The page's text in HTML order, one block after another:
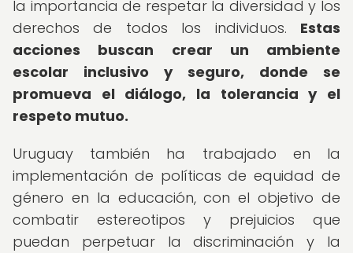
la importancia de respetar la diversidad y los
derechos de todos los individuos. Estas
acciones buscan crear un ambiente
escolar inclusivo y seguro, donde se
promueva el diálogo, la tolerancia y el
respeto mutuo.
Uruguay también ha trabajado en la
implementación de políticas de equidad de
género en la educación, con el objetivo de
combatir estereotipos y prejuicios que
puedan perpetuar la discriminación y la